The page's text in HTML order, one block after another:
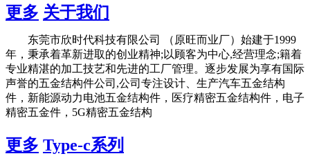
更多 关于我们
东莞市欣时代科技有限公司 （原旺而业厂）始建于1999
年，秉承着革新进取的创业精神;以顾客为中心,经营理念;籍着
专业精湛的加工技艺和先进的工厂管理。逐步发展为享有国际
声誉的五金结构件公司,公司专注设计、生产汽车五金结构
件，新能源动力电池五金结构件，医疗精密五金结构件，电子
精密五金件，5G精密五金结构
更多 Type-c系列